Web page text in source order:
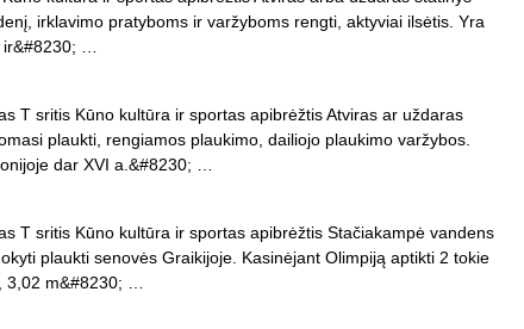
irklavimo pratyboms ir varžyboms rengti, aktyviai ilsėtis. Yra
…
T sritis Kūno kultūra ir sportas apibrėžtis Atviras ar uždaras
plaukti, rengiamos plaukimo, dailiojo plaukimo varžybos.
dar XVI a.&#8230; …
T sritis Kūno kultūra ir sportas apibrėžtis Stačiakampė vandens
plaukti senovės Graikijoje. Kasinėjant Olimpiją aptikti 2 tokie
3,02 m&#8230; …